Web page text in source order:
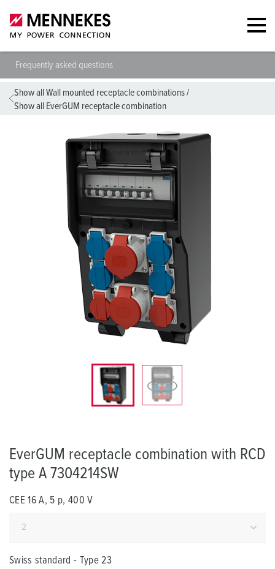
Frequently asked questions
Show all Wall mounted receptacle combinations/
Show all EverGUM receptacle combination
EverGUM receptacle combination with RCD
type A 7304214SW
CEE 16 A, 5 p, 400 V
Swiss standard - Type 23